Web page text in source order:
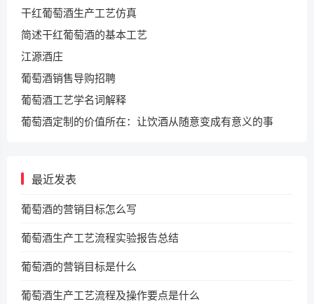
干红葡萄酒生产工艺仿真
简述干红葡萄酒的基本工艺
江源酒庄
葡萄酒销售导购招聘
葡萄酒工艺学名词解释
葡萄酒定制的价值所在：让饮酒从随意变成有意义的事
最近发表
葡萄酒的营销目标怎么写
葡萄酒生产工艺流程实验报告总结
葡萄酒的营销目标是什么
葡萄酒生产工艺流程及操作要点是什么